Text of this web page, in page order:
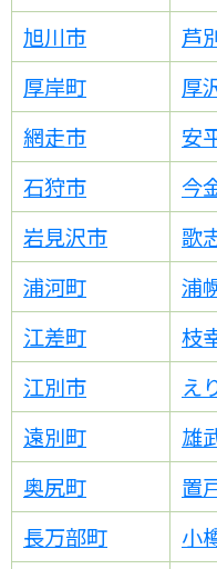
収集される
ではサイト利
運営者への
のサービスの
使用します
利用すること
的において
データ処理に
とみなします
フィックデ
おり、個人を
ません。ま
は、ユーザー
り拒否する
その場合、当
用できなく
Google
詳しくはこ
8.個人情報保
旭川市
芦
厚岸町
厚
網走市
安
石狩市
今
岩見沢市
歌
浦河町
浦
江差町
枝
江別市
え
遠別町
雄
奥尻町
置
長万部町
小